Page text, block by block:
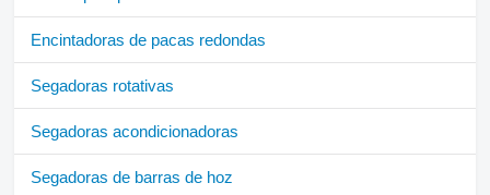
Encintadoras de pacas redondas
Segadoras rotativas
Segadoras acondicionadoras
Segadoras de barras de hoz